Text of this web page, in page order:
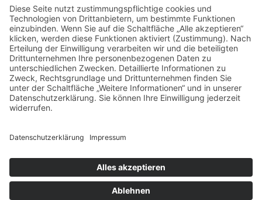
und Qualität
Moderne Produktionslösungen mit Generative Design
Software
So verändern modulare Systeme die Industrie von
morgen
Schlagwörter
© 2026 Produktionsspezialist